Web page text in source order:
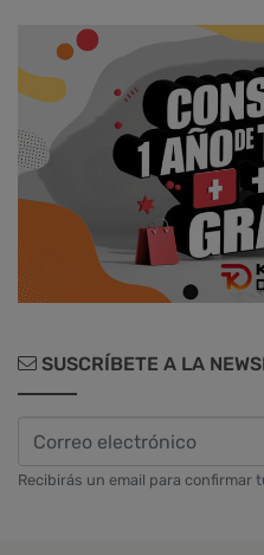
Aplicaciones y
Testimonios y Opiniones
Diseño web y UX
SUSCRÍBETE A LA
Recibirás un email para confirmar